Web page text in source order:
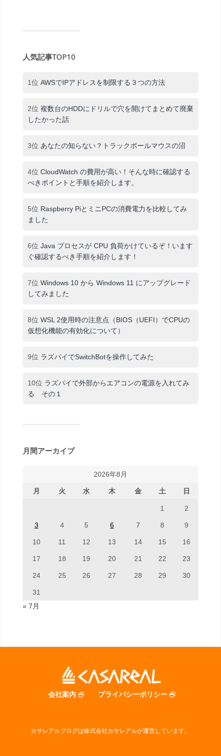
人気記事TOP10
1位 AWSでIPアドレスを制限する３つの方法
2位 複数台のHDDにドリルで穴を開けてまとめて廃棄
したかった話
3位 あなたの知らない？トラックボールマウスの沼
4位 CloudWatch の費用が高い！そんな時に確認する
べきポイントと手順を紹介します。
5位 Raspberry PiとミニPCの消費電力を比較してみ
ました
6位 Java プロセスが CPU 負荷かけているぞ！います
ぐ確認するべき手順を紹介します！
7位 Windows 10 から Windows 11 にアップグレード
してみました
8位 WSL 2使用時の注意点（BIOS（UEFI）でCPUの
仮想化機能の有効化について）
9位 ラズパイでSwitchBotを操作してみた
10位 ラズパイで外部からエアコンの電源を入れてみ
る その１
月間アーカイブ
2026年8月
月 火 水 木 金 土 日
1 2
3 4 5 6 7 8 9
10 11 12 13 14 15 16
17 18 19 20 21 22 23
24 25 26 27 28 29 30
31
« 7月
会社案内 プライバシーポリシー
カサレアルブログは株式会社カサレアルが運営しています。